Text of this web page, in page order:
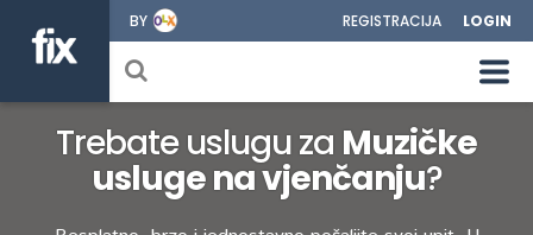
BY REGISTRACIJA LOGIN
Trebate uslugu za Muzičke
usluge na vjenčanju?